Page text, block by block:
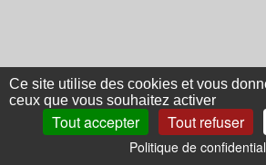
Ce site utilise des cookies et vous
ceux que vous souhaitez activer
Tout accepter Tout refuser
Politique de